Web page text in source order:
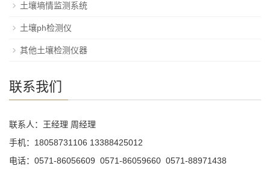
土壤墒情监测系统
土壤ph检测仪
其他土壤检测仪器
联系我们
联系人：王经理 周经理
手机：18058731106 13388425012
电话：0571-86056609 0571-86059660 0571-88971438